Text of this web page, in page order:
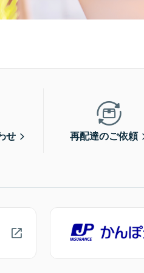
せ 再配達のご依頼